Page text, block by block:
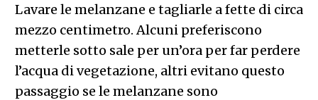
Lavare le melanzane e tagliarle a fette di circa
mezzo centimetro. Alcuni preferiscono
metterle sotto sale per un’ora per far perdere
l’acqua di vegetazione, altri evitano questo
passaggio se le melanzane sono